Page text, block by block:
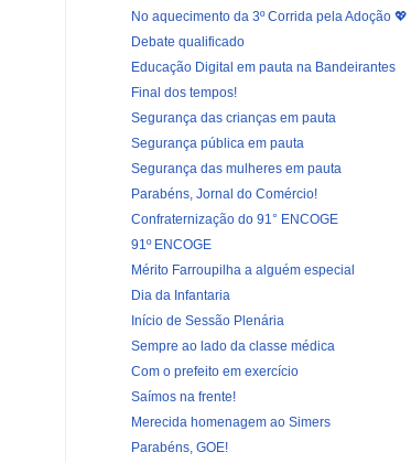
No aquecimento da 3º Corrida pela Adoção 💖
Debate qualificado
Educação Digital em pauta na Bandeirantes
Final dos tempos!
Segurança das crianças em pauta
Segurança pública em pauta
Segurança das mulheres em pauta
Parabéns, Jornal do Comércio!
Confraternização do 91° ENCOGE
91º ENCOGE
Mérito Farroupilha a alguém especial
Dia da Infantaria
Início de Sessão Plenária
Sempre ao lado da classe médica
Com o prefeito em exercício
Saímos na frente!
Merecida homenagem ao Simers
Parabéns, GOE!